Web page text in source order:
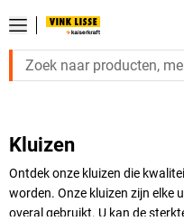
Kluizen
Ontdek onze kluizen die
worden. Onze kluizen zijn elke
overal gebruikt. U kan de